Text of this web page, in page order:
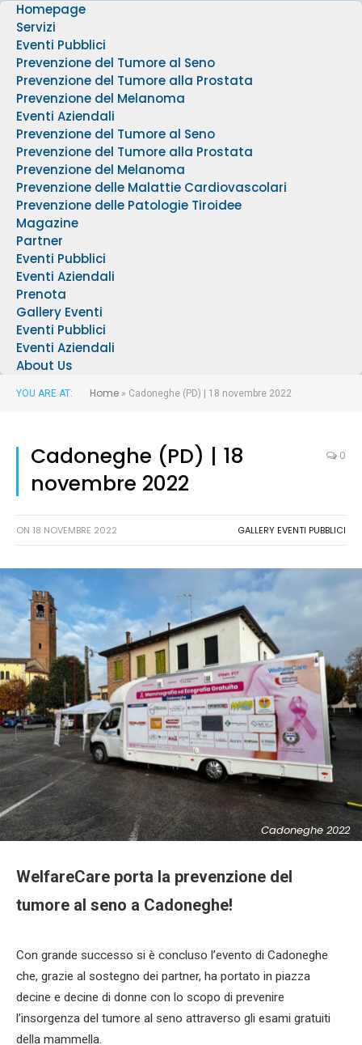
Homepage
Servizi
Eventi Pubblici
Prevenzione del Tumore al Seno
Prevenzione del Tumore alla Prostata
Prevenzione del Melanoma
Eventi Aziendali
Prevenzione del Tumore al Seno
Prevenzione del Tumore alla Prostata
Prevenzione del Melanoma
Prevenzione delle Malattie Cardiovascolari
Prevenzione delle Patologie Tiroidee
Magazine
Partner
Eventi Pubblici
Eventi Aziendali
Prenota
Gallery Eventi
Eventi Pubblici
Eventi Aziendali
About Us
YOU ARE AT: Home » Cadoneghe (PD) | 18 novembre 2022
Cadoneghe (PD) | 18
novembre 2022
0
ON 18 NOVEMBRE 2022 GALLERY EVENTI PUBBLICI
Cadoneghe 2022
WelfareCare porta la prevenzione del
tumore al seno a Cadoneghe!
Con grande successo si è concluso l’evento di Cadoneghe
che, grazie al sostegno dei partner, ha portato in piazza
decine e decine di donne con lo scopo di prevenire
l’insorgenza del tumore al seno attraverso gli esami gratuiti
della mammella.